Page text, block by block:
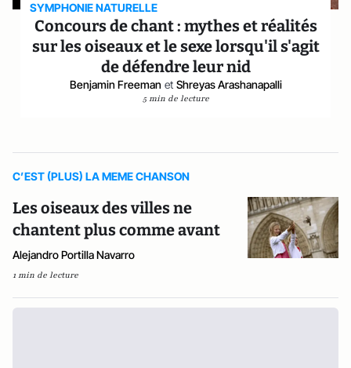
SYMPHONIE NATURELLE
Concours de chant : mythes et réalités
sur les oiseaux et le sexe lorsqu'il s'agit
de défendre leur nid
Benjamin Freeman et Shreyas Arashanapalli
5 min de lecture
C’EST (PLUS) LA MEME CHANSON
Les oiseaux des villes ne
chantent plus comme avant
Alejandro Portilla Navarro
1 min de lecture